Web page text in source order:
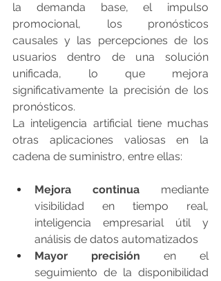
la demanda base, el impulso
promocional, los pronósticos
causales y las percepciones de los
usuarios dentro de una solución
unificada, lo que mejora
significativamente la precisión de los
pronósticos.
La inteligencia artificial tiene muchas
otras aplicaciones valiosas en la
cadena de suministro, entre ellas:
Mejora continua mediante
visibilidad en tiempo real,
inteligencia empresarial útil y
análisis de datos automatizados
Mayor precisión en el
seguimiento de la disponibilidad